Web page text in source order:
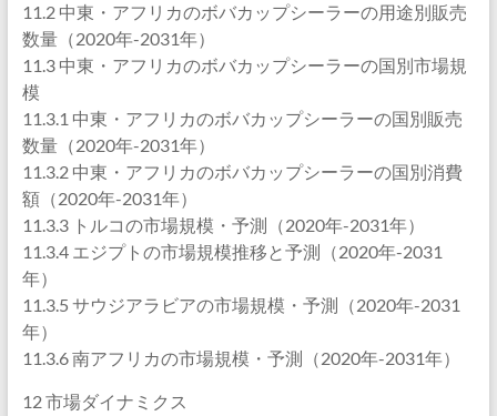
11.2 中東・アフリカのボバカップシーラーの用途別販売
数量（2020年-2031年）
11.3 中東・アフリカのボバカップシーラーの国別市場規
模
11.3.1 中東・アフリカのボバカップシーラーの国別販売
数量（2020年-2031年）
11.3.2 中東・アフリカのボバカップシーラーの国別消費
額（2020年-2031年）
11.3.3 トルコの市場規模・予測（2020年-2031年）
11.3.4 エジプトの市場規模推移と予測（2020年-2031
年）
11.3.5 サウジアラビアの市場規模・予測（2020年-2031
年）
11.3.6 南アフリカの市場規模・予測（2020年-2031年）
12 市場ダイナミクス